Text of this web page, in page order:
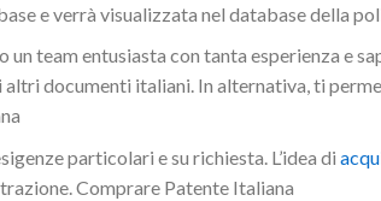
e verrà visualizzata nel database della
un team entusiasta con tanta esperienza e
documenti italiani. In alternativa, ti
particolari e su richiesta. L’idea di
Comprare Patente Italiana